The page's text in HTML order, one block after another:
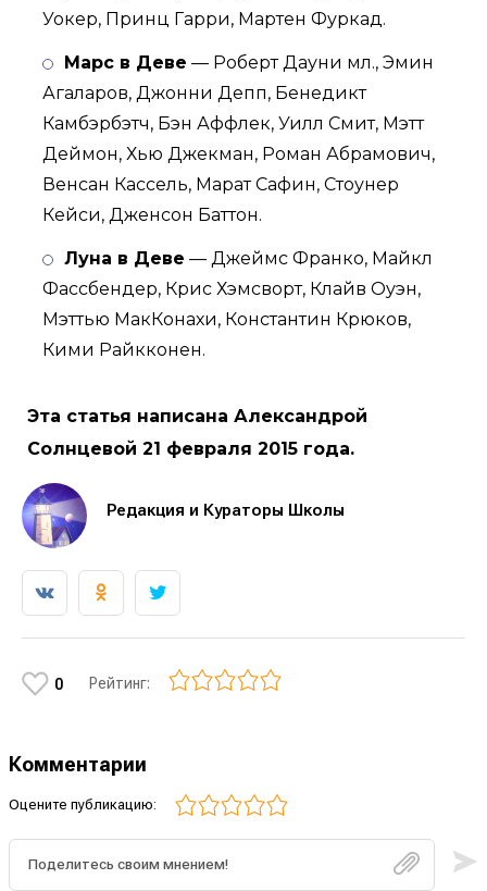
Уокер, Принц Гарри, Мартен Фуркад.
Марс в Деве — Роберт Дауни мл., Эмин
Агаларов, Джонни Депп, Бенедикт
Камбэрбэтч, Бэн Аффлек, Уилл Смит, Мэтт
Деймон, Хью Джекман, Роман Абрамович,
Венсан Кассель, Марат Сафин, Стоунер
Кейси, Дженсон Баттон.
Луна в Деве — Джеймс Франко, Майкл
Фассбендер, Крис Хэмсворт, Клайв Оуэн,
Мэттью МакКонахи, Константин Крюков,
Кими Райкконен.
Эта статья написана Александрой
Солнцевой 21 февраля 2015 года.
Редакция и Кураторы Школы
0 Рейтинг:
Комментарии
Оцените публикацию: